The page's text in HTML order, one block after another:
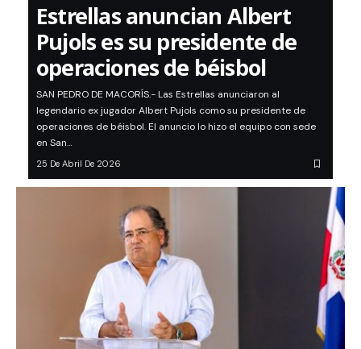
Estrellas anuncian Albert
Pujols es su presidente de
operaciones de béisbol
SAN PEDRO DE MACORÍS.- Las Estrellas anunciaron al
legendario ex jugador Albert Pujols como su presidente de
operaciones de béisbol. El anuncio lo hizo el equipo con sede
en San…
25 De Abril De 2026